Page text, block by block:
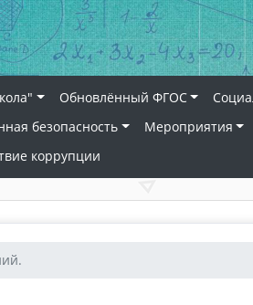
Обновлённый ФГОС
безопасность Мероприятия
коррупции